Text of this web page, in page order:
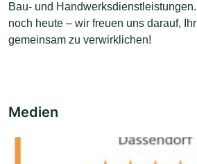
Bau- und
noch heute – wir freuen uns darauf,
gemeinsam zu verwirklichen!
Medien